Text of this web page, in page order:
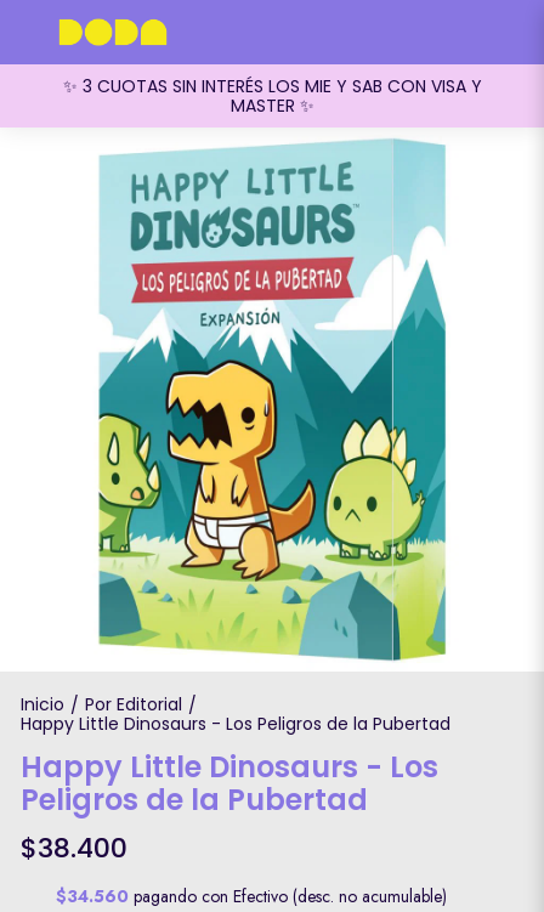
✨ 3 CUOTAS SIN INTERÉS LOS MIE Y SAB CON VISA Y
MASTER ✨
Inicio / Por Editorial /
Happy Little Dinosaurs - Los Peligros de la Pubertad
Happy Little Dinosaurs - Los
Peligros de la Pubertad
$38.400
$34.560 pagando con Efectivo (desc. no acumulable)